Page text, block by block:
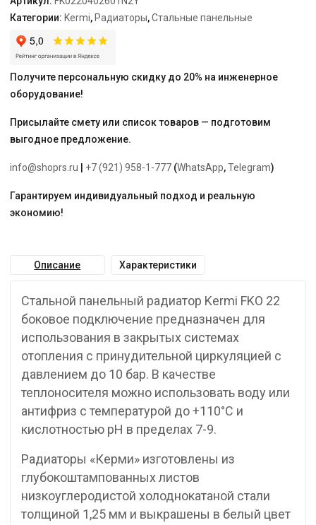
9016
(белый),
Kermi
Категории: Kermi, Радиаторы,Стальные панельные
Получите персональную скидку до 20% на инженерное
оборудование!
Присылайте смету или список товаров — подготовим
выгодное предложение.
info@shoprs.ru +7 (921) 958-1-777 (WhatsApp,Telegram)
Гарантируем индивидуальный подход и реальную
экономию!
Описание Характеристики
Стальной панельный радиатор Kermi FKO 22
боковое подключение предназначен для
использования в закрытых системах
отопления с принудительной циркуляцией с
давлением до 10 бар. В качестве
теплоносителя можно использовать воду или
антифриз с температурой до +110°C и
кислотностью pH в пределах 7-9.
Радиаторы «Керми» изготовлены из
глубокоштампованных листов
низкоуглеродистой холоднокатаной стали
толщиной 1,25 мм и выкрашены в белый цвет